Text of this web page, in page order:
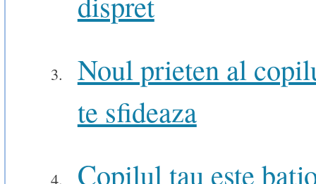
Noul prieten al
te sfideaza
Copilul tau este